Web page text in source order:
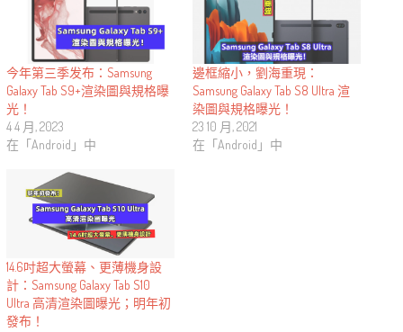
今年第三季发布：Samsung
Galaxy Tab S9+渲染圖與規格曝
光！
4 4 月, 2023
在「Android」中
邊框縮小，劉海重現：
Samsung Galaxy Tab S8 Ultra 渲
染圖與規格曝光！
23 10 月, 2021
在「Android」中
14.6吋超大螢幕、更薄機身設
計：Samsung Galaxy Tab S10
Ultra 高清渲染圖曝光；明年初
發布！